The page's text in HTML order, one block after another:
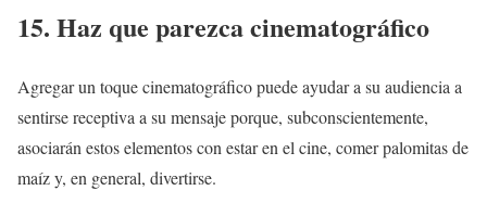
15. Haz que parezca cinematográfico
Agregar un toque cinematográfico puede ayudar a su audiencia a
sentirse receptiva a su mensaje porque, subconscientemente,
asociarán estos elementos con estar en el cine, comer palomitas de
maíz y, en general, divertirse.